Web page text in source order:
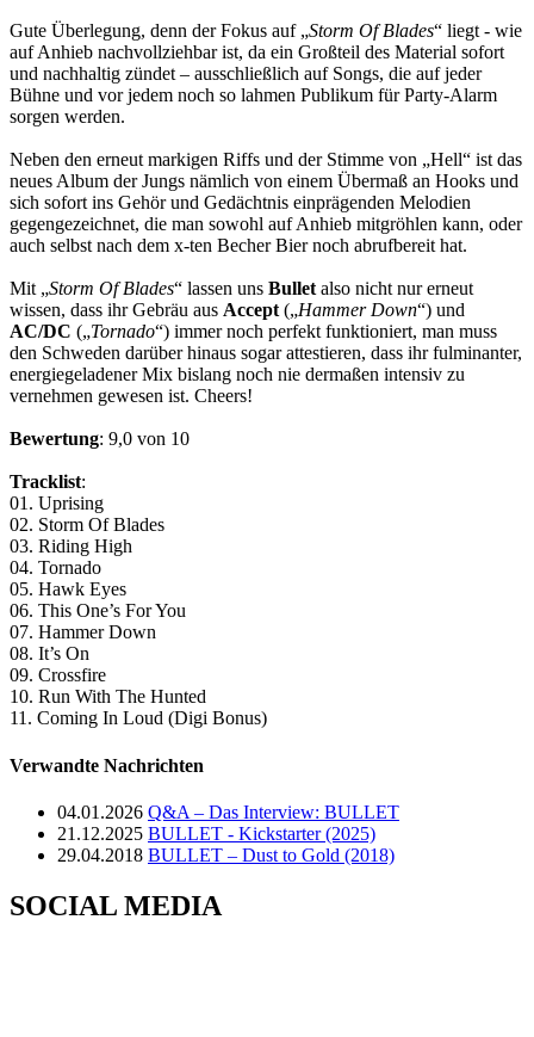
Gute Überlegung, denn der Fokus auf „Storm Of Blades“ liegt - wie
auf Anhieb nachvollziehbar ist, da ein Großteil des Material sofort
und nachhaltig zündet – ausschließlich auf Songs, die auf jeder
Bühne und vor jedem noch so lahmen Publikum für Party-Alarm
sorgen werden.
Neben den erneut markigen Riffs und der Stimme von „Hell“ ist das
neues Album der Jungs nämlich von einem Übermaß an Hooks und
sich sofort ins Gehör und Gedächtnis einprägenden Melodien
gegengezeichnet, die man sowohl auf Anhieb mitgröhlen kann, oder
auch selbst nach dem x-ten Becher Bier noch abrufbereit hat.
Mit „Storm Of Blades“ lassen uns Bulletalso nicht nur erneut
wissen, dass ihr Gebräu aus Accept(„Hammer Down“) und
AC/DC („Tornado“) immer noch perfekt funktioniert, man muss
den Schweden darüber hinaus sogar attestieren, dass ihr fulminanter,
energiegeladener Mix bislang noch nie dermaßen intensiv zu
vernehmen gewesen ist. Cheers!
Bewertung: 9,0 von 10
Tracklist:
01. Uprising
02. Storm Of Blades
03. Riding High
04. Tornado
05. Hawk Eyes
06. This One’s For You
07. Hammer Down
08. It’s On
09. Crossfire
10. Run With The Hunted
11. Coming In Loud (Digi Bonus)
Verwandte Nachrichten
04.01.2026 Q&A – Das Interview: BULLET
21.12.2025 BULLET - Kickstarter (2025)
29.04.2018 BULLET – Dust to Gold (2018)
SOCIAL MEDIA